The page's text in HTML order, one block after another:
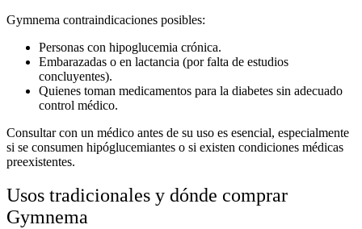
Gymnema contraindicaciones posibles:
Personas con hipoglucemia crónica.
Embarazadas o en lactancia (por falta de estudios
concluyentes).
Quienes toman medicamentos para la diabetes sin adecuado
control médico.
Consultar con un médico antes de su uso es esencial, especialmente
si se consumen hipóglucemiantes o si existen condiciones médicas
preexistentes.
Usos tradicionales y dónde comprar
Gymnema